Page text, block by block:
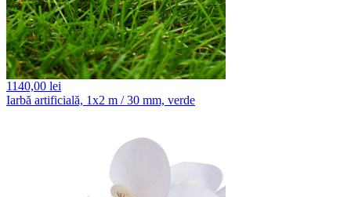
1140,00 lei
Iarbă artificială, 1x2 m / 30 mm, verde